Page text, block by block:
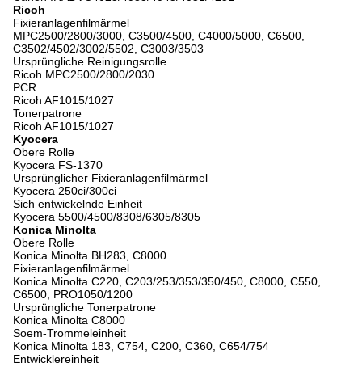
Ricoh
Fixieranlagenfilmärmel
MPC2500/2800/3000, C3500/4500, C4000/5000, C6500,
C3502/4502/3002/5502, C3003/3503
Ursprüngliche Reinigungsrolle
Ricoh MPC2500/2800/2030
PCR
Ricoh AF1015/1027
Tonerpatrone
Ricoh AF1015/1027
Kyocera
Obere Rolle
Kyocera FS-1370
Ursprünglicher Fixieranlagenfilmärmel
Kyocera 250ci/300ci
Sich entwickelnde Einheit
Kyocera 5500/4500/8308/6305/8305
Konica Minolta
Obere Rolle
Konica Minolta BH283, C8000
Fixieranlagenfilmärmel
Konica Minolta C220, C203/253/353/350/450, C8000, C550,
C6500, PRO1050/1200
Ursprüngliche Tonerpatrone
Konica Minolta C8000
Soem-Trommeleinheit
Konica Minolta 183, C754, C200, C360, C654/754
Entwicklereinheit